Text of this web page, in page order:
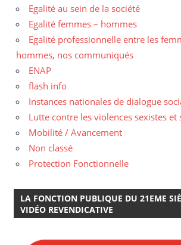
Egalité au sein de la société
Egalité femmes – hommes
Egalité professionnelle entre les
hommes, nos communiqués
ENAP
flash info
Instances nationales de dialogue
Lutte contre les violences sexistes et
Mobilité / Avancement
Non classé
Protection Fonctionnelle
LA FONCTION PUBLIQUE DU 21EME
VIDÉO REVENDICATIVE